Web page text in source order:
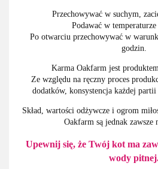
Przechowywać w suchym,
Podawać w
Po otwarciu przechowywać w
godzin.
Karma Oakfarm jest
Ze względu na ręczny proces
dodatków, konsystencja każdej
Skład, wartości odżywcze i ogrom
Oakfarm są jednak
Upewnij się, że Twój kot ma
wody